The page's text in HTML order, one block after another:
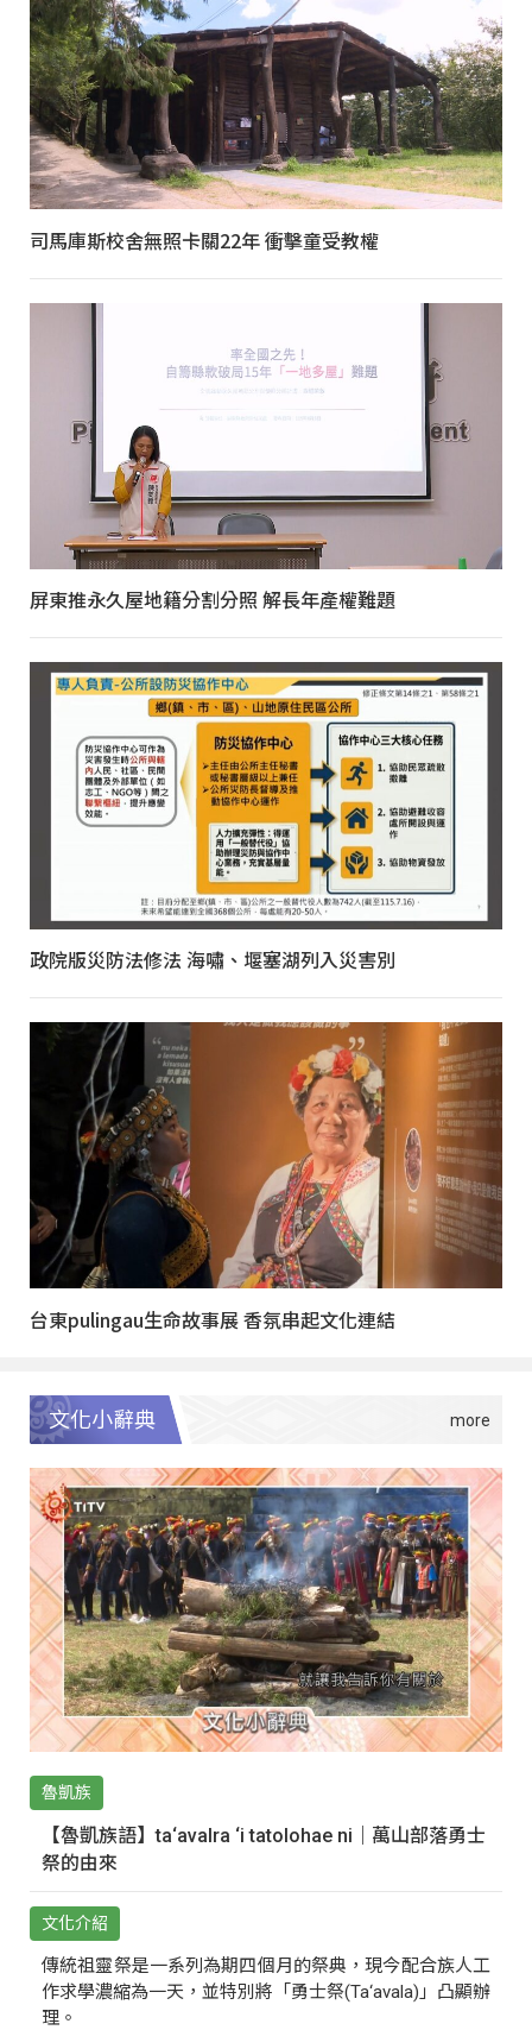
司馬庫斯校舍無照卡關22年 衝擊童受教權
屏東推永久屋地籍分割分照 解長年產權難題
政院版災防法修法 海嘯、堰塞湖列入災害別
台東pulingau生命故事展 香氛串起文化連結
文化小辭典
魯凱族
【魯凱族語】ta‘avalra ‘i tatolohae ni｜萬山部落勇士
祭的由來
文化介紹
傳統祖靈祭是一系列為期四個月的祭典，現今配合族人工
作求學濃縮為一天，並特別將「勇士祭(Ta‘avala)」凸顯辦
理。